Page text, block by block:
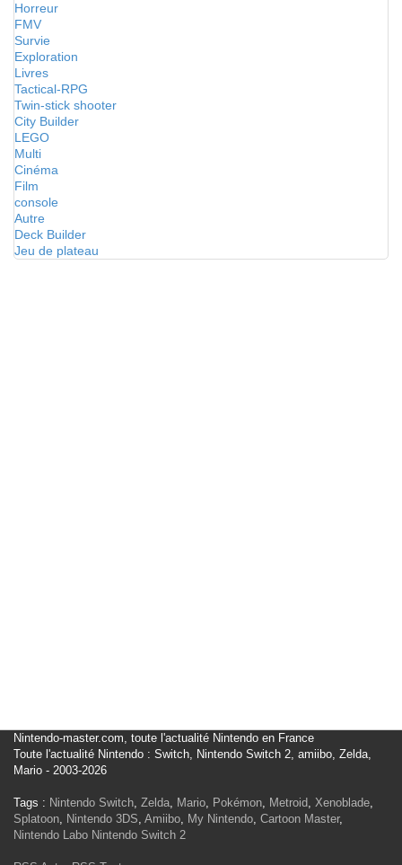
Horreur
FMV
Survie
Exploration
Livres
Tactical-RPG
Twin-stick shooter
City Builder
LEGO
Multi
Cinéma
Film
console
Autre
Deck Builder
Jeu de plateau
Nintendo-master.com, toute l'actualité Nintendo en France
Toute l'actualité Nintendo : Switch, Nintendo Switch 2, amiibo, Zelda,
Mario - 2003-2026
Tags : Nintendo Switch, Zelda, Mario, Pokémon, Metroid, Xenoblade,
Splatoon, Nintendo 3DS, Amiibo, My Nintendo, Cartoon Master,
Nintendo Labo Nintendo Switch 2